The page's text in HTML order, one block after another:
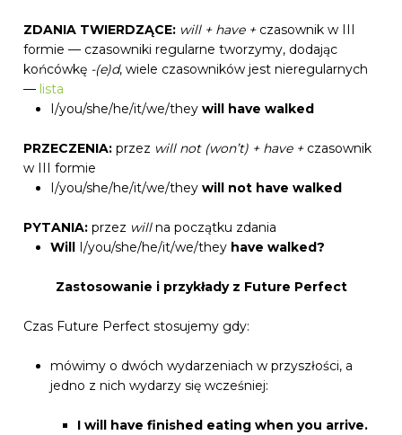
ZDANIA TWIERDZĄCE: will + have + czasownik w III
formie — czasowniki regularne tworzymy, dodając
końcówkę -(e)d, wiele czasowników jest nieregularnych
— lista
I/you/she/he/it/we/they will have walked
PRZECZENIA: przez will not (won’t) + have + czasownik
w III formie
I/you/she/he/it/we/they will not have walked
PYTANIA: przez willna początku zdania
Will I/you/she/he/it/we/they have walked?
Zastosowanie i przykłady z Future Perfect
Czas Future Perfect stosujemy gdy:
mówimy o dwóch wydarzeniach w przyszłości, a
jedno z nich wydarzy się wcześniej:
I will have finished eating when you arrive.